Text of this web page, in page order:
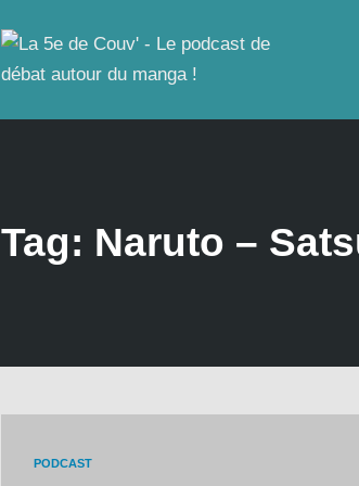
Tag: Naruto –
PODCAST